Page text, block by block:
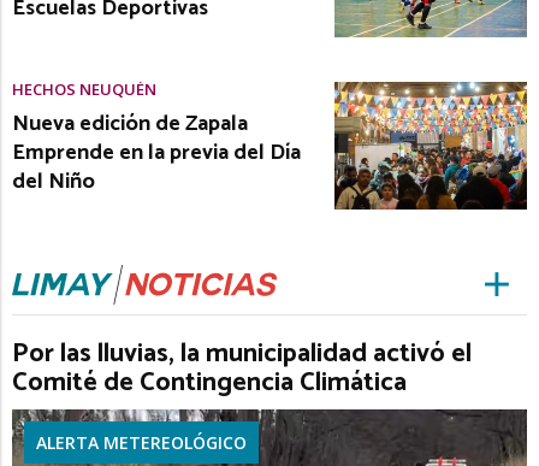
Escuelas Deportivas
HECHOS NEUQUÉN
Nueva edición de Zapala
Emprende en la previa del Día
del Niño
Por las lluvias, la municipalidad activó el
Comité de Contingencia Climática
ALERTA METEREOLÓGICO